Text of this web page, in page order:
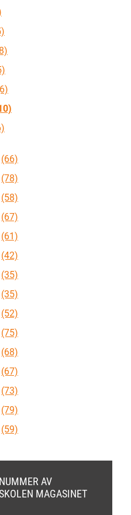
(66)
(78)
(58)
(67)
(61)
(42)
(35)
(35)
(52)
(75)
(68)
(67)
(73)
(79)
(59)
AV
MAGASINET